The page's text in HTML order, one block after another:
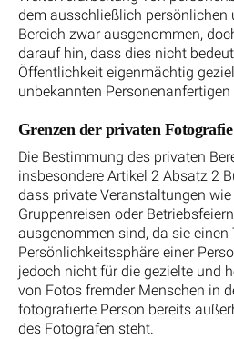
dem ausschließlich persönlichen
Bereich zwar ausgenommen,
darauf hin, dass dies nicht
Öffentlichkeit eigenmächtig
unbekannten Personenanfertigen
Grenzen der privaten
Die Bestimmung des privaten
insbesondere Artikel 2 Absatz 2
dass private Veranstaltungen
Gruppenreisen oder
ausgenommen sind, da sie einen
Persönlichkeitssphäre einer
jedoch nicht für die gezielte und
von Fotos fremder Menschen in
fotografierte Person bereits
des Fotografen steht.